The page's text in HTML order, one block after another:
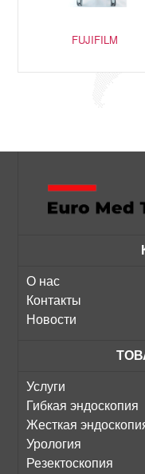
FUJIFILM
О нас
Контакты
Новости
Услуги
Гибкая эндоскопия
Жесткая
Урология
Резектоскопия